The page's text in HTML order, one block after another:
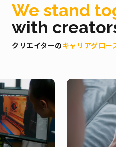
We stand
with
クリエイターのキャリアグロー